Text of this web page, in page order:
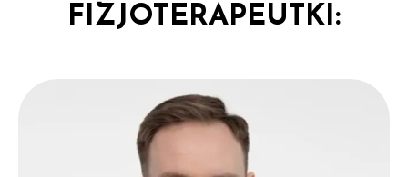
FIZJOTERAPEUTKI: